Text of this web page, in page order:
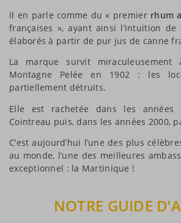
Il en parle comme du « premier rhum
françaises », ayant ainsi l’intuition de
élaborés à partir de pur jus de canne
La marque survit
Montagne Pelée en 1902 : les
partiellement détruits.
Elle est rachetée dans les
Cointreau puis, dans les années 2000,
C’est aujourd’hui l’une des plus
au monde, l’une des meilleures
exceptionnel : la Martinique !
NOTRE GUIDE